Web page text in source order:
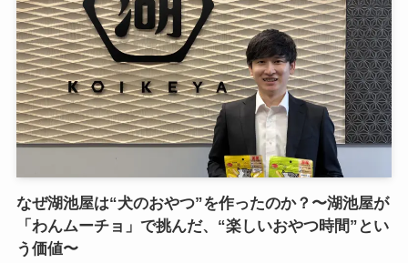
なぜ湖池屋は“犬のおやつ”を作ったのか？〜湖池屋が
「わんムーチョ」で挑んだ、“楽しいおやつ時間”とい
う価値〜